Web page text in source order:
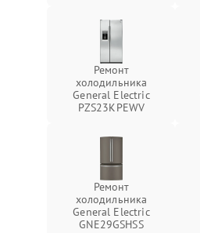
Ремонт
холодильника
General Electric
PZS23KPEWV
Ремонт
холодильника
General Electric
GNE29GSHSS